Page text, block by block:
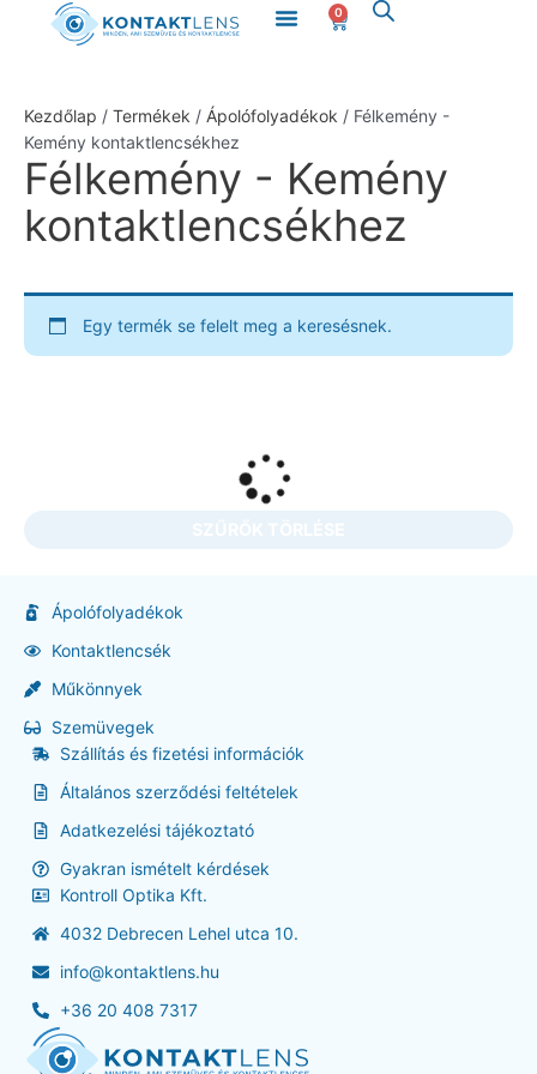
Menü
0
Kosár
Kezdőlap / Termékek / Ápolófolyadékok / Félkemény -
Kemény kontaktlencsékhez
Félkemény - Kemény
kontaktlencsékhez
Egy termék se felelt meg a keresésnek.
Ápolófolyadékok
Kontaktlencsék
Műkönnyek
Szemüvegek
Szállítás és fizetési információk
Általános szerződési feltételek
Adatkezelési tájékoztató
Gyakran ismételt kérdések
Kontroll Optika Kft.
4032 Debrecen Lehel utca 10.
info@kontaktlens.hu
+36 20 408 7317